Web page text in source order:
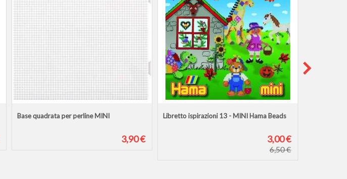
Base quadrata per perline MINI
3,90 €
Libretto ispirazioni 13 - MINI Hama Beads
3,00 €
6,50 €